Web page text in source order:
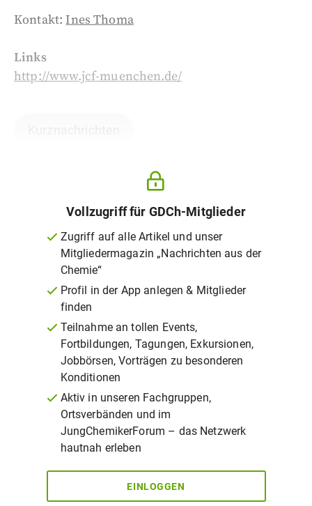
Kontakt: Ines Thoma
Links
http://www.jcf-muenchen.de/
Vollzugriff für GDCh-Mitglieder
Zugriff auf alle Artikel und unser
Mitgliedermagazin „Nachrichten aus der
Chemie“
Profil in der App anlegen & Mitglieder
finden
Teilnahme an tollen Events,
Fortbildungen, Tagungen, Exkursionen,
Jobbörsen, Vorträgen zu besonderen
Konditionen
Aktiv in unseren Fachgruppen,
Ortsverbänden und im
JungChemikerForum – das Netzwerk
hautnah erleben
EINLOGGEN